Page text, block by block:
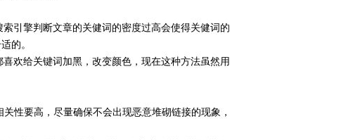
引擎判断文章的关健词的密度过高会使得关健词的
的。
欢给关键词加黑，改变颜色，现在这种方法虽然用
性要高，尽量确保不会出现恶意堆砌链接的现象，